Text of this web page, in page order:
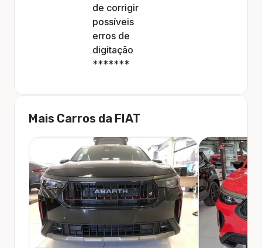
de corrigir
possíveis
erros de
digitação
*******
Mais Carros da FIAT